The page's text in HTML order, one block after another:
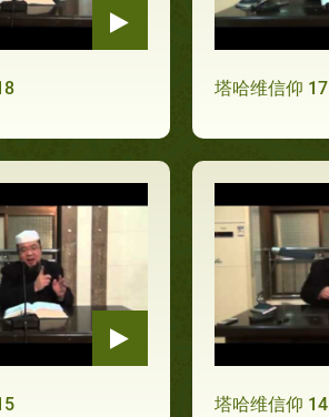
塔哈维信仰 17
塔哈维信仰 14